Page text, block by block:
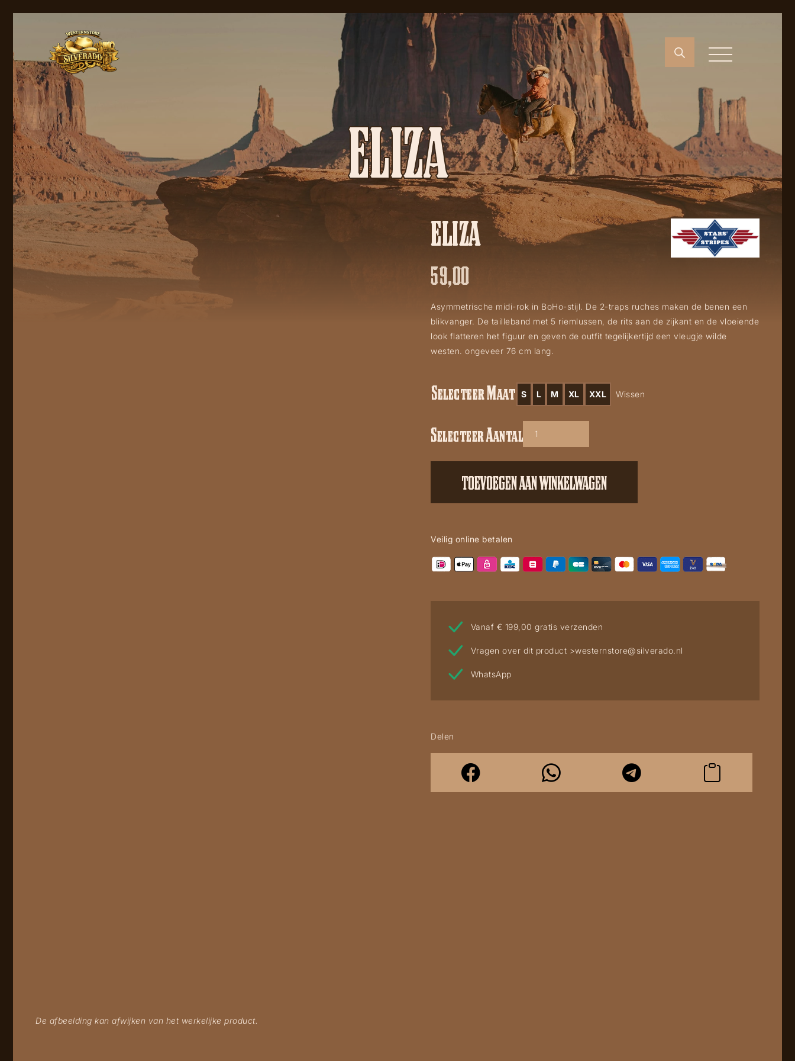
ELIZA
De afbeelding kan afwijken van het werkelijke product.
ELIZA
59,00
Asymmetrische midi-rok in BoHo-stijl. De 2-traps ruches maken de benen een
blikvanger. De tailleband met 5 riemlussen, de rits aan de zijkant en de vloeiende
look flatteren het figuur en geven de outfit tegelijkertijd een vleugje wilde
westen. ongeveer 76 cm lang.
Selecteer Maat S L M XL XXL Wissen
Eliza
Selecteer Aantal
TOEVOEGEN AAN WINKELWAGEN
Veilig online betalen
Vanaf € 199,00 gratis verzenden
Vragen over dit product >westernstore@silverado.nl
WhatsApp
Delen